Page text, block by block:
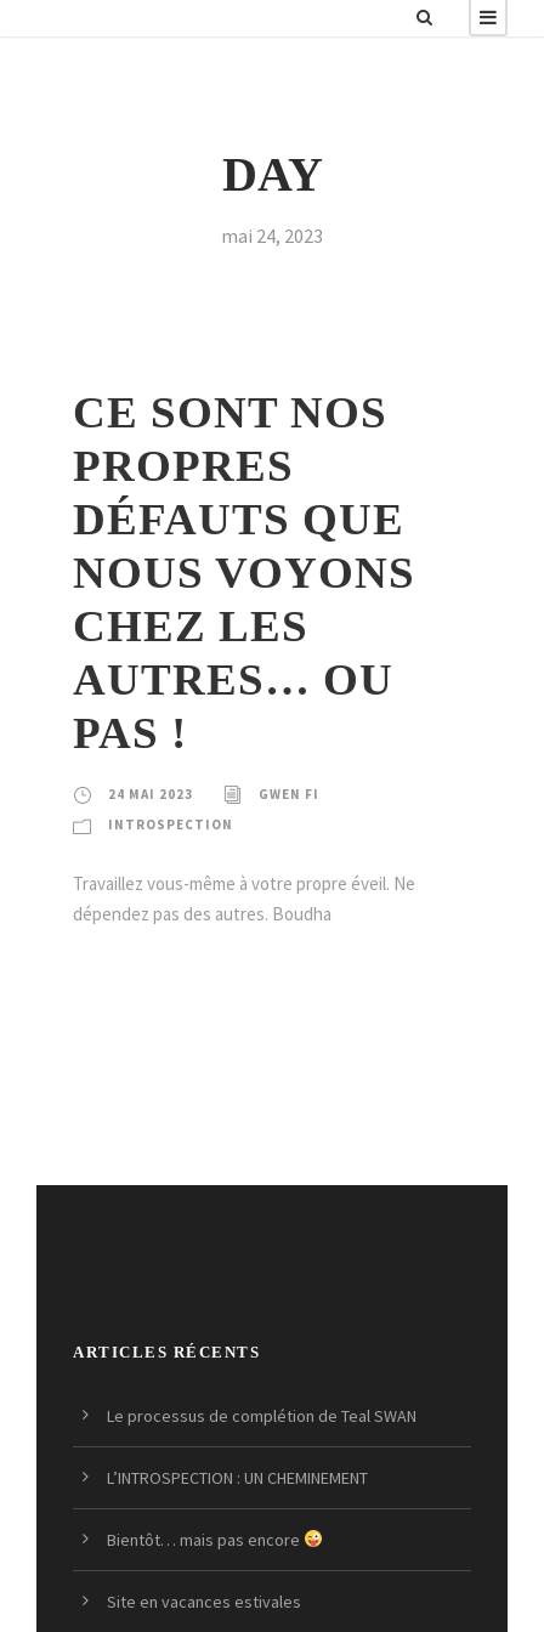
DAY
mai 24, 2023
CE SONT NOS
PROPRES
DÉFAUTS QUE
NOUS VOYONS
CHEZ LES
AUTRES… OU
PAS !
24 MAI 2023
GWEN FI
INTROSPECTION
Travaillez vous-même à votre propre éveil. Ne
dépendez pas des autres. Boudha
ARTICLES RÉCENTS
Le processus de complétion de Teal SWAN
L’INTROSPECTION : UN CHEMINEMENT
Bientôt… mais pas encore
Site en vacances estivales